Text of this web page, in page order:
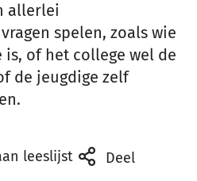
allerlei
spelen, zoals wie
of het college wel de
de jeugdige zelf
leeslijst Deel